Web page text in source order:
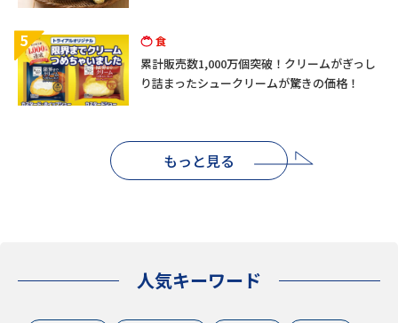
5 食
累計販売数1,000万個突破！クリームがぎっし
り詰まったシュークリームが驚きの価格！
もっと見る
人気キーワード